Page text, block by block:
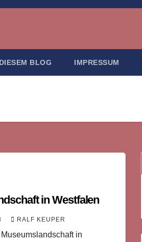
BLOG IMPRESSUM
in Westfalen
RALF KEUPER
in